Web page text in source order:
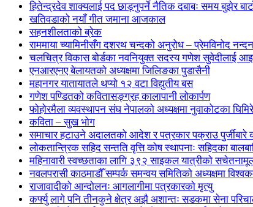
हितेन्द्रदेव शाक्यलाई पद छाड्नुपर्ने नैतिक दबाबः समय बुझेर
खतिवडाको नयाँ गीत जमाना आजकाल
सहनशीलताको ब्रेक
राममाया च्यामिनीसँग दशरथ चन्दको अनुरोध – प्रेमविनोद नन्दन
चलचित्र विकास बोर्डका नवनियुक्त सदस्य गणेश सुवेदीलाई
एनआरएनए बेलायतको अध्यक्षमा जिलिङका पुडासैनी
महानगर यातायातले थप्यो १२ वटा विद्युतीय बस
गणेश पण्डितको कवितासङ्ग्रह कालापानी लोकार्पण
फोहोरमैला व्यवस्थापन संघ नेपालको अध्यक्षमा नुवाकोटका घिमिरे
कविता – सुख भोग
समाचार हटाउने अदालतको आदेश र पत्रकार पक्राउ पुर्जीबारे
लोकतान्त्रिक सहिद सन्तति वृत्ति कोष स्थापनाः सहिदका
महिनावारी स्वच्छताका लागि ३९२ साइकल यात्रीको
नवलपरासी काठमाडौँ सम्पर्क समन्वय समितिको अध्यक्षमा
राजावादीको आन्दोलनः आगलागीमा पत्रकारको मृत्यु
कर्फ्यु लागे पनि तीनकुने क्षेत्र अझै अशान्तः सडकमा सेना